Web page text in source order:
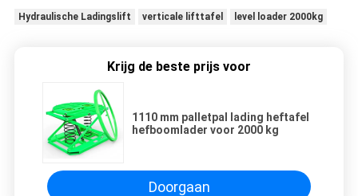
Hydraulische Ladingslift verticale lifttafel level loader 2000kg
Krijg de beste prijs voor
1110 mm palletpal lading heftafel
hefboomlader voor 2000 kg
Doorgaan